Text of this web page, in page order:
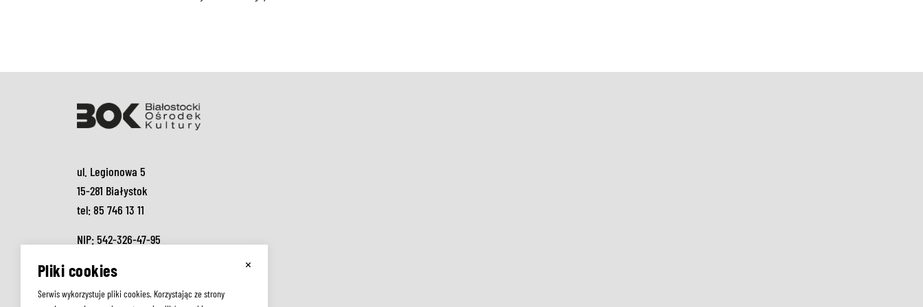
ul. Legionowa 5
15-281 Białystok
tel: 85 746 13 11
NIP: 542-326-47-95
DEKLARACJA DOSTĘPNOŚCI
RODO
Pliki cookies
Serwis wykorzystuje pliki cookies. Korzystając ze strony
×